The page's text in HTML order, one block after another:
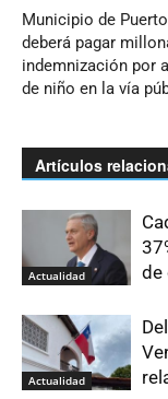
Municipio de
deberá pagar
indemnización por
de niño en la vía
Artículos
Actualidad
de
Actualidad